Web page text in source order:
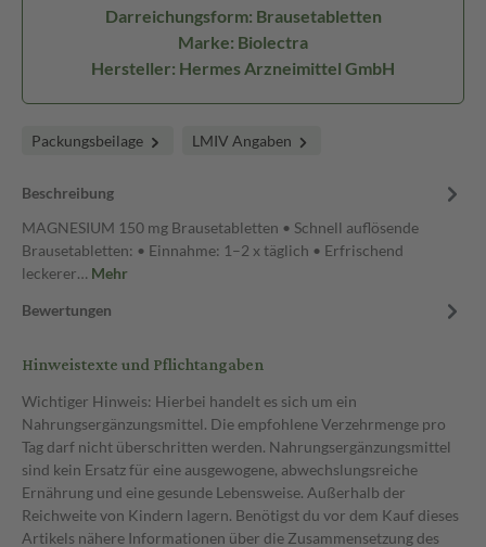
Darreichungsform: Brausetabletten
Marke: Biolectra
Hersteller: Hermes Arzneimittel GmbH
Packungsbeilage LMIV Angaben
Beschreibung
MAGNESIUM 150 mg Brausetabletten • Schnell auflösende
Brausetabletten: • Einnahme: 1–2 x täglich • Erfrischend
leckerer… Mehr
Bewertungen
Hinweistexte und Pflichtangaben
Wichtiger Hinweis: Hierbei handelt es sich um ein
Nahrungsergänzungsmittel. Die empfohlene Verzehrmenge pro
Tag darf nicht überschritten werden. Nahrungsergänzungsmittel
sind kein Ersatz für eine ausgewogene, abwechslungsreiche
Ernährung und eine gesunde Lebensweise. Außerhalb der
Reichweite von Kindern lagern. Benötigst du vor dem Kauf dieses
Artikels nähere Informationen über die Zusammensetzung des